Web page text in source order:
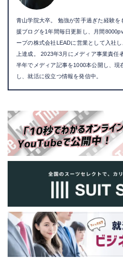
青山学院大卒。 勉強が苦手過ぎた経験
援ブログを1年間毎日更新し、月間
ープの株式会社LEADに営業として入社
上達成。 2023年3月にメディア事業責任
半年でメディア記事を1000本公開し、現
し、就活に役立つ情報を発信中。